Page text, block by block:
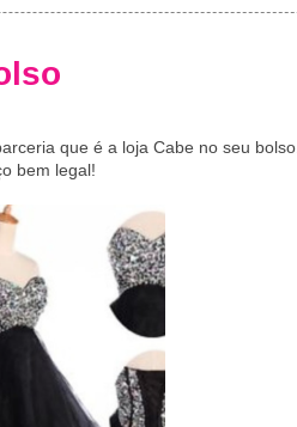
que é a loja Cabe no seu bolso.
bem legal!